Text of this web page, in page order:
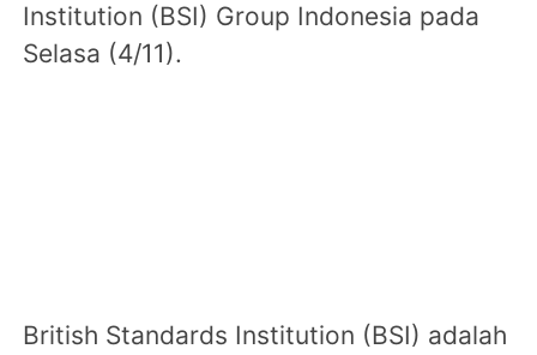
Institution (BSI) Group Indonesia pada
Selasa (4/11).
British Standards Institution (BSI) adalah